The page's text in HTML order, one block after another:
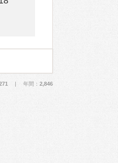
| 年間： 2,846